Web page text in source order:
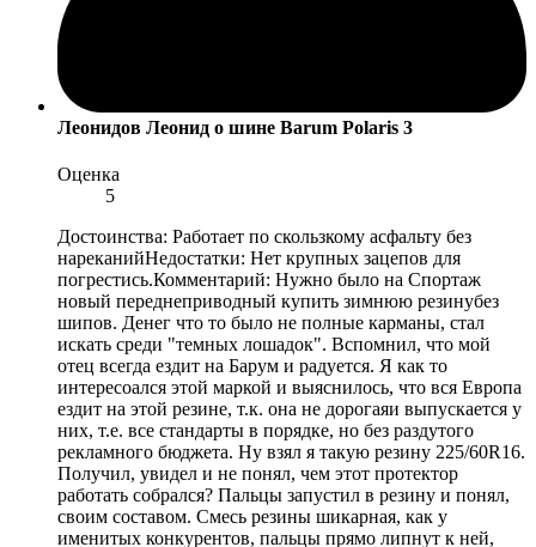
Леонидов Леонид о шине Barum Polaris 3
Оценка
5
Достоинства: Работает по скользкому асфальту без
нареканийНедостатки: Нет крупных зацепов для
погрестись.Комментарий: Нужно было на Спортаж
новый переднеприводный купить зимнюю резинубез
шипов. Денег что то было не полные карманы, стал
искать среди "темных лошадок". Вспомнил, что мой
отец всегда ездит на Барум и радуется. Я как то
интересоался этой маркой и выяснилось, что вся Европа
ездит на этой резине, т.к. она не дорогаяи выпускается у
них, т.е. все стандарты в порядке, но без раздутого
рекламного бюджета. Ну взял я такую резину 225/60R16.
Получил, увидел и не понял, чем этот протектор
работать собрался? Пальцы запустил в резину и понял,
своим составом. Смесь резины шикарная, как у
именитых конкурентов, пальцы прямо липнут к ней,